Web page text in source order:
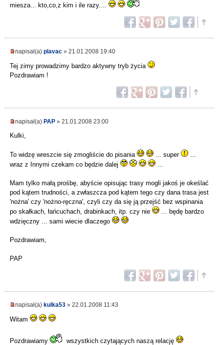
miesza... kto,co,z kim i ile razy....
napisał(a) plavac » 21.01.2008 19:40
Tej zimy prowadzimy bardzo aktywny tryb życia
Pozdrawiam !
napisał(a) PAP » 21.01.2008 23:00
Kulki,
To widzę wreszcie się zmogliście do pisania ... super
wraz z Innymi czekam co będzie dalej
Mam tylko małą prośbę, abyście opisując trasy mogli jakoś je okeślać
pod kątem trudności, a zwłaszcza pod kątem tego czy dana trasa jest
'nożna' czy 'nożno-ręczna', czyli czy da się ją przejść bez wspinania
po skałkach, łańcuchach, drabinkach, itp. czy nie
... będę bardzo
wdzięczny ... sami wiecie dlaczego
Pozdrawiam,
PAP
napisał(a) kulka53 » 22.01.2008 11:43
Witam
Pozdrawiamy wszystkich czytających naszą relację